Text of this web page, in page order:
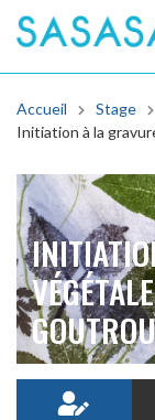
SASASA
Accueil
Stage
Initiation à la